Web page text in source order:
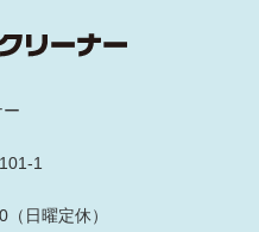
1
日曜定休）